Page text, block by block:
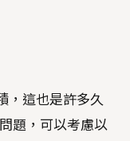
，這也是許多久
題，可以考慮以